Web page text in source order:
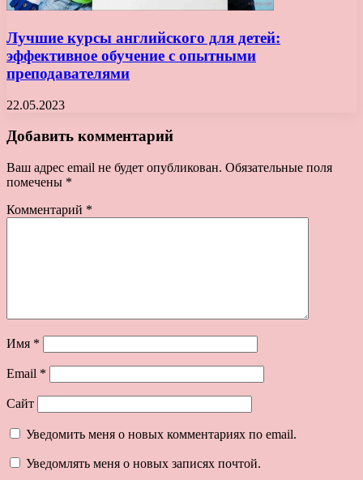
Лучшие курсы английского для детей:
эффективное обучение с опытными
преподавателями
22.05.2023
Добавить комментарий
Ваш адрес email не будет опубликован. Обязательные поля
помечены *
Комментарий *
Имя *
Email *
Сайт
Уведомить меня о новых комментариях по email.
Уведомлять меня о новых записях почтой.